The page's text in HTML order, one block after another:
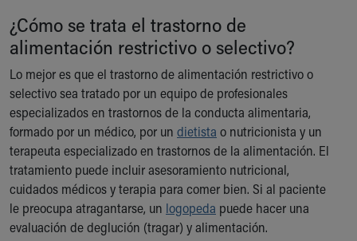
¿Cómo se trata el trastorno de
alimentación restrictivo o selectivo?
Lo mejor es que el trastorno de alimentación restrictivo o
selectivo sea tratado por un equipo de profesionales
especializados en trastornos de la conducta alimentaria,
formado por un médico, por un dietista o nutricionista y un
terapeuta especializado en trastornos de la alimentación. El
tratamiento puede incluir asesoramiento nutricional,
cuidados médicos y terapia para comer bien. Si al paciente
le preocupa atragantarse, un logopeda puede hacer una
evaluación de deglución (tragar) y alimentación.